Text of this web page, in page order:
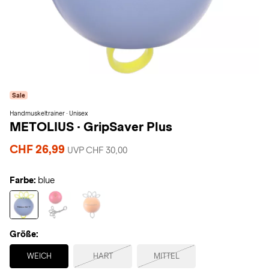
Sale
Handmuskeltrainer · Unisex
METOLIUS · GripSaver Plus
CHF 26,99 UVP CHF 30,00
Farbe: blue
Größe:
WEICH
Selected
HART MITTEL